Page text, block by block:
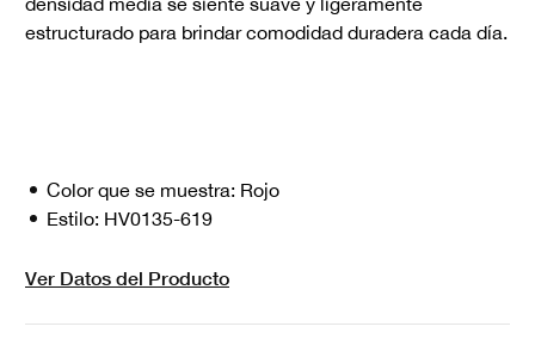
estructurado para brindar comodidad duradera cada día.
Color que se muestra: Rojo
Estilo: HV0135-619
Ver Datos del Producto